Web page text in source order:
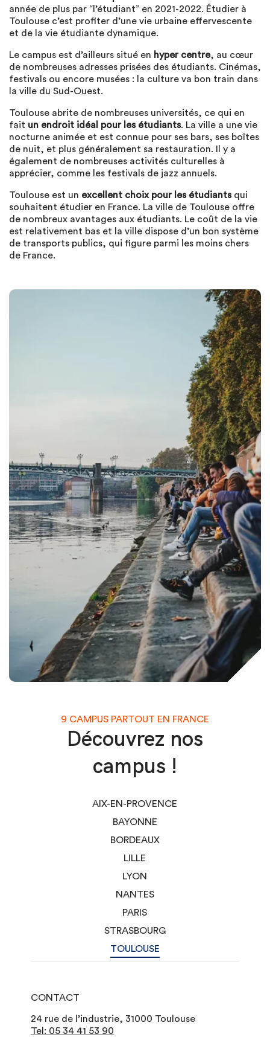
année de plus par “l’étudiant” en 2021-2022. Étudier à
Toulouse c’est profiter d’une vie urbaine effervescente
et de la vie étudiante dynamique.
Le campus est d’ailleurs situé en hyper centre, au cœur
de nombreuses adresses prisées des étudiants. Cinémas,
festivals ou encore musées : la culture va bon train dans
la ville du Sud-Ouest.
Toulouse abrite de nombreuses universités, ce qui en
fait un endroit idéal pour les étudiants. La ville a une vie
nocturne animée et est connue pour ses bars, ses boîtes
de nuit, et plus généralement sa restauration. Il y a
également de nombreuses activités culturelles à
apprécier, comme les festivals de jazz annuels.
Toulouse est un excellent choix pour les étudiantsqui
souhaitent étudier en France. La ville de Toulouse offre
de nombreux avantages aux étudiants. Le coût de la vie
est relativement bas et la ville dispose d’un bon système
de transports publics, qui figure parmi les moins chers
de France.
9 CAMPUS PARTOUT EN FRANCE
Découvrez nos
campus !
AIX-EN-PROVENCE
BAYONNE
BORDEAUX
LILLE
LYON
NANTES
PARIS
STRASBOURG
TOULOUSE
CONTACT
24 rue de l’industrie, 31000 Toulouse
Tel: 05 34 41 53 90